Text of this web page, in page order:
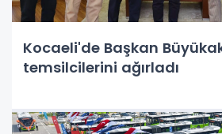
Kocaeli'de Başkan
temsilcilerini ağırladı